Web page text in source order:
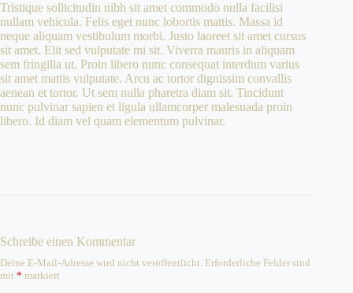
Tristique sollicitudin nibh sit amet commodo nulla facilisi
nullam vehicula. Felis eget nunc lobortis mattis. Massa id
neque aliquam vestibulum morbi. Justo laoreet sit amet cursus
sit amet. Elit sed vulputate mi sit. Viverra mauris in aliquam
sem fringilla ut. Proin libero nunc consequat interdum varius
sit amet mattis vulputate. Arcu ac tortor dignissim convallis
aenean et tortor. Ut sem nulla pharetra diam sit. Tincidunt
nunc pulvinar sapien et ligula ullamcorper malesuada proin
libero. Id diam vel quam elementum pulvinar.
Schreibe einen Kommentar
Deine E-Mail-Adresse wird nicht veröffentlicht. Erforderliche Felder sind
mit * markiert